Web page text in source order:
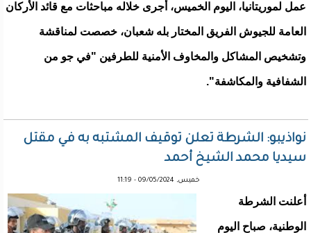
عمل لموريتانيا، اليوم الخميس، أجرى خلاله مباحثات مع قائد الأركان
العامة للجيوش الفريق المختار بله شعبان، خصصت لمناقشة
وتشخيص المشاكل والمخاوف الأمنية للطرفين "في جو من
الشفافية والمكاشفة".
نواذيبو: الشرطة تعلن توقيف المشتبه به في مقتل
سيديا محمد الشيخ أحمد
خميس, 09/05/2024 - 11:19
أعلنت الشرطة
الوطنية، صباح اليوم